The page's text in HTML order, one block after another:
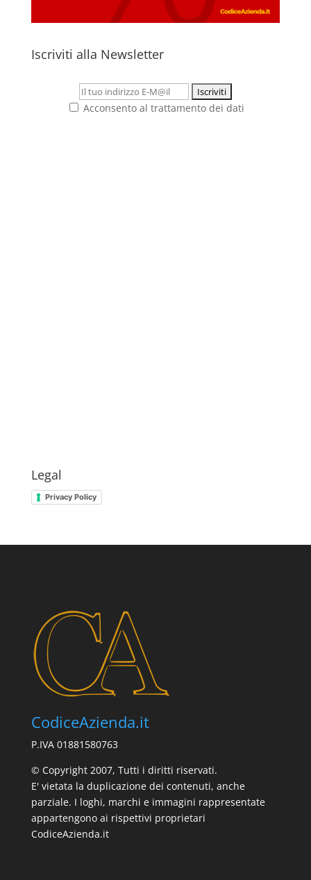
Iscriviti alla Newsletter
Acconsento al trattamento dei dati
Legal
Privacy Policy
CodiceAzienda.it
P.IVA 01881580763
© Copyright 2007, Tutti i diritti riservati.
E' vietata la duplicazione dei contenuti, anche
parziale. I loghi, marchi e immagini rappresentate
appartengono ai rispettivi proprietari
CodiceAzienda.it